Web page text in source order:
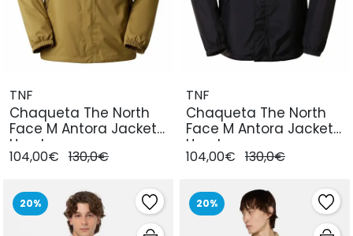
TNF
Chaqueta The North
Face M Antora Jacket
Hombre
104,00€ 130,0€
TNF
Chaqueta The North
Face M Antora Jacket
Hombre
104,00€ 130,0€
20% 20%